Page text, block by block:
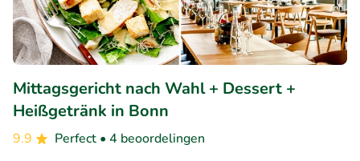
Mittagsgericht nach Wahl + Dessert +
Heißgetränk in Bonn
9.9 Perfect • 4 beoordelingen